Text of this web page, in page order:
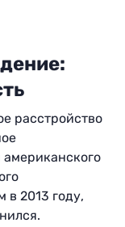
расстройство
американского
в 2013 году,